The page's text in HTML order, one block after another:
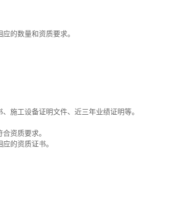
的数量和资质要求。
施工设备证明文件、近三年业绩证明等。
资质要求。
的资质证书。